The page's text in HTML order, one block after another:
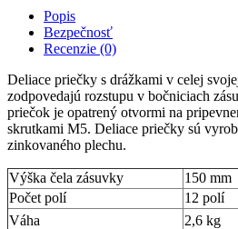
Popis
Bezpečnosť
Recenzie (0)
Deliace priečky s drážkami v celej
zodpovedajú rozstupu v bočniciach
priečok je opatrený otvormi na
skrutkami M5. Deliace priečky sú
zinkovaného plechu.
Výška čela zásuvky
150 mm
Počet polí
12 polí
Váha
2,6 kg